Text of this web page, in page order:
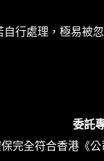
行處理，極易被
委託
完全符合香港《